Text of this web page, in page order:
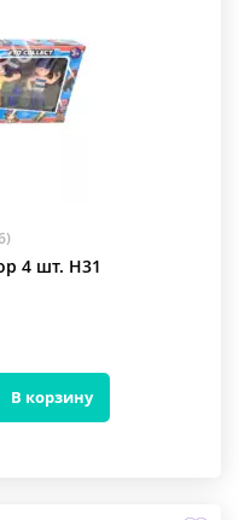
4 шт. H31
В корзину